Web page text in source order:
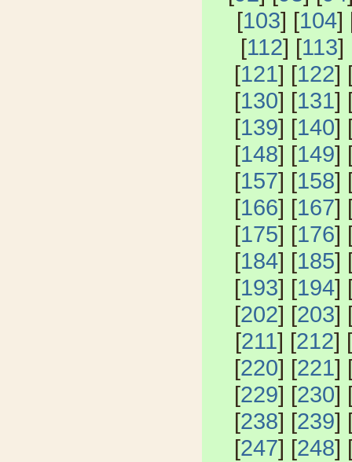
[103] [104]
[112] [113]
[121] [122]
[130] [131]
[139] [140]
[148] [149]
[157] [158]
[166] [167]
[175] [176]
[184] [185]
[193] [194]
[202] [203]
[211] [212] [
[220] [221]
[229] [230]
[238] [239]
[247] [248]